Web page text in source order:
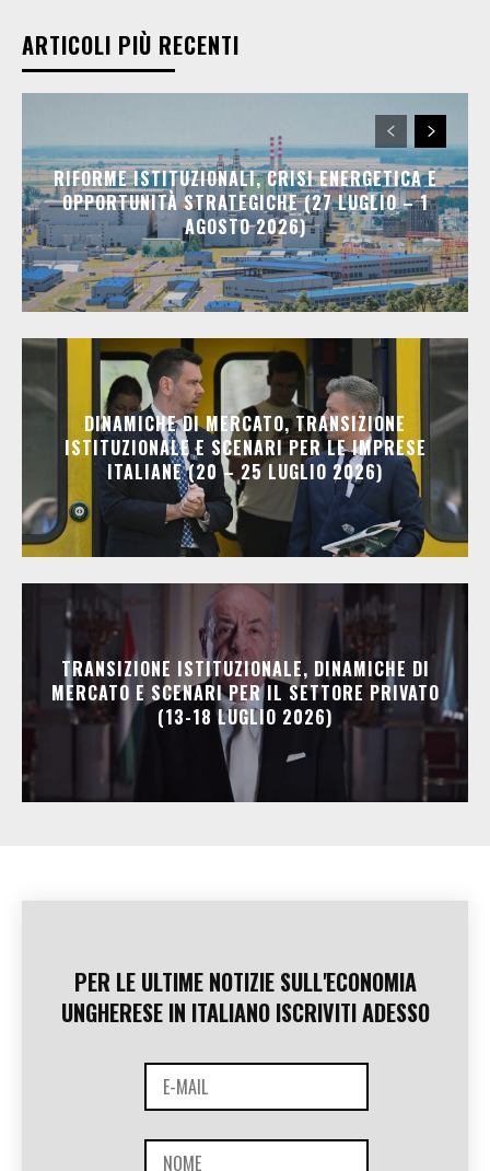
ARTICOLI PIÙ RECENTI
RIFORME ISTITUZIONALI, CRISI ENERGETICA E
OPPORTUNITÀ STRATEGICHE (27 LUGLIO – 1
AGOSTO 2026)
DINAMICHE DI MERCATO, TRANSIZIONE
ISTITUZIONALE E SCENARI PER LE IMPRESE
ITALIANE (20 – 25 LUGLIO 2026)
TRANSIZIONE ISTITUZIONALE, DINAMICHE DI
MERCATO E SCENARI PER IL SETTORE PRIVATO
(13-18 LUGLIO 2026)
PER LE ULTIME NOTIZIE SULL'ECONOMIA
UNGHERESE IN ITALIANO ISCRIVITI ADESSO